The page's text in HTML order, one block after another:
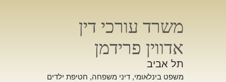
משרד עורכי דין
אדווין פרידמן
תל אביב
משפט בינלאומי, דיני משפחה, חטיפת ילדים